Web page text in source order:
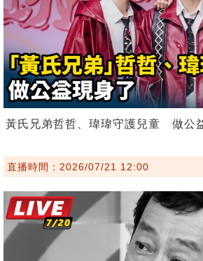
黃氏兄弟哲哲、瑋瑋守護兒童 做公
直播時間：2026/07/21 12:00